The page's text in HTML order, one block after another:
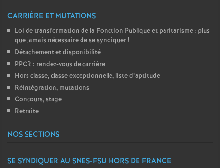
CARRIÈRE ET MUTATIONS
Loi de transformation de la Fonction Publique et paritarisme : plus
que jamais nécessaire de se syndiquer!
Détachement et disponibilité
PPCR : rendez-vous de carrière
Hors classe, classe exceptionnelle, liste d’aptitude
Réintégration, mutations
Concours, stage
Retraite
NOS SECTIONS
SE SYNDIQUER AU SNES-FSU HORS DE FRANCE